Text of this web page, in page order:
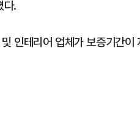
다.
인테리어 업체가 보증기간이